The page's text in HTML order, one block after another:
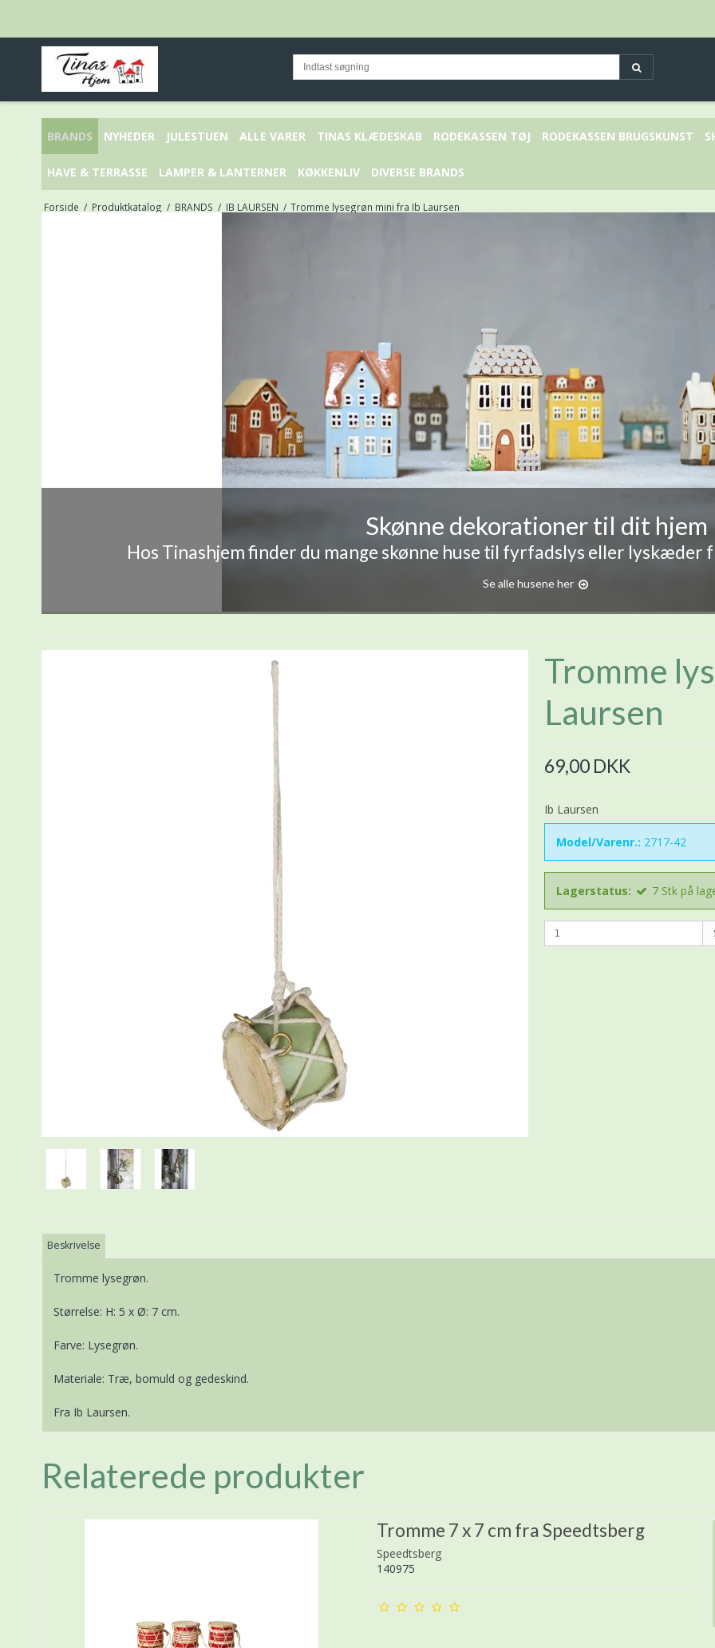
BRANDS NYHEDER JULESTUEN ALLE VARER TINAS KLÆDESKAB RODEKASSEN TØJ RODEKASSEN BRUGSKUNST
HAVE & TERRASSE LAMPER & LANTERNER KØKKENLIV DIVERSE BRANDS
Forside / Produktkatalog / BRANDS / IB LAURSEN / Tromme lysegrøn mini fra Ib Laursen
Skønne dekorationer til dit hjem
Hos Tinashjem finder du mange skønne huse til fyrfadslys eller lyskæder
Se alle husene her
Tromme
Laursen
69,00 DKK
Ib Laursen
Model/Varenr.: 2717-42
Lagerstatus: 7 Stk på
Beskrivelse
Tromme lysegrøn.
Størrelse: H: 5 x Ø: 7 cm.
Farve: Lysegrøn.
Materiale: Træ, bomuld og gedeskind.
Fra Ib Laursen.
Relaterede produkter
Tromme 7 x 7 cm fra Speedtsberg
Speedtsberg
140975